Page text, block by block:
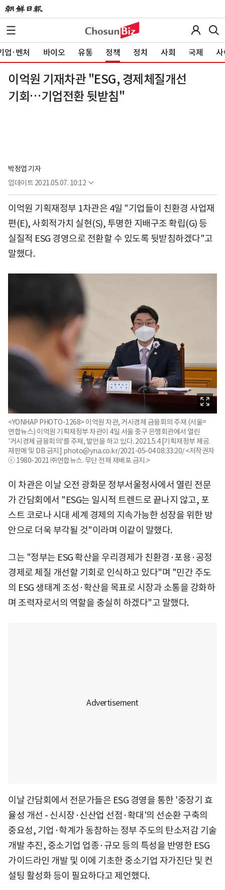
업·벤처 바이오 유통 정책 정치 사회 국제 사
이억원 기재차관 "ESG, 경제체질개선
기회…기업전환 뒷받침"
박정엽 기자
업데이트 2021.05.07. 10:12
이억원 기획재정부 1차관은 4일 "기업들이 친환경 사업재
편(E), 사회적가치 실현(S), 투명한 지배구조 확립(G) 등
실질적 ESG 경영으로 전환할 수 있도록 뒷받침하겠다"고
말했다.
<YONHAP PHOTO-1268> 이억원 차관, 거시경제 금융회의 주재 (서울=
연합뉴스) 이억원 기획재정부 차관이 4일 서울 중구 은행회관에서 열린
'거시경제 금융회의'를 주재, 발언을 하고 있다. 2021.5.4 [기획재정부 제공.
재판매 및 DB 금지] photo@yna.co.kr/2021-05-04 08:33:20/ <저작권자
ⓒ 1980-2021 ㈜연합뉴스. 무단 전재 재배포 금지.>
이 차관은 이날 오전 광화문 정부서울청사에서 열린 전문
가 간담회에서 "ESG는 일시적 트렌드로 끝나지 않고, 포
스트 코로나 시대 세계 경제의 지속가능한 성장을 위한 방
안으로 더욱 부각될 것"이라며 이같이 말했다.
그는 "정부는 ESG 확산을 우리경제가 친환경·포용·공정
경제로 체질 개선할 기회로 인식하고 있다"며 "민간 주도
의 ESG 생태계 조성·확산을 목표로 시장과 소통을 강화하
며 조력자로서의 역할을 충실히 하겠다"고 말했다.
이날 간담회에서 전문가들은 ESG 경영을 통한 '중장기 효
율성 개선 - 신시장·신산업 선점·확대'의 선순환 구축의
중요성, 기업·학계가 동참하는 정부 주도의 탄소저감 기술
개발 추진, 중소기업 업종·규모 등의 특성을 반영한 ESG
가이드라인 개발 및 이에 기초한 중소기업 자가진단 및 컨
설팅 활성화 등이 필요하다고 제언했다.